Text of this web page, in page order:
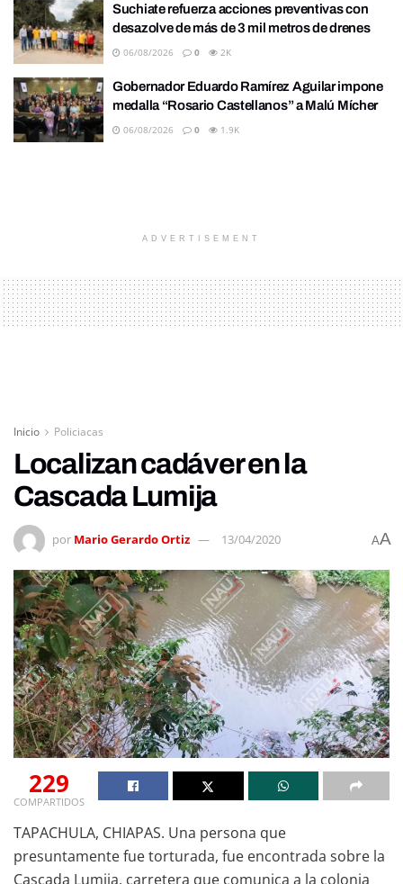
Suchiate refuerza acciones preventivas con
desazolve de más de 3 mil metros de drenes
06/08/2026 0 2K
Gobernador Eduardo Ramírez Aguilar impone
medalla “Rosario Castellanos” a Malú Mícher
06/08/2026 0 1.9K
ADVERTISEMENT
Inicio Policiacas
Localizan cadáver en la
Cascada Lumija
por Mario Gerardo Ortiz 13/04/2020 AA
229
COMPARTIDOS
TAPACHULA, CHIAPAS. Una persona que
presuntamente fue torturada, fue encontrada sobre la
Cascada Lumija, carretera que comunica a la colonia